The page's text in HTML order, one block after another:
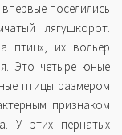
поселились
лягушкорот.
птиц», их вольер
Это четыре юные
птицы размером
признаком
У этих пернатых